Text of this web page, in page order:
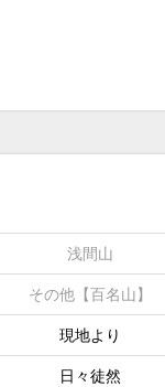
浅間山
その他【百名山】
現地より
日々徒然